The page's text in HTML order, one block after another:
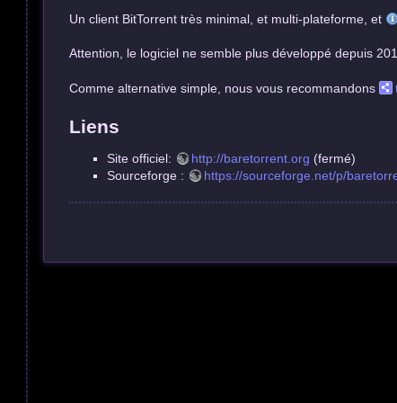
Un client BitTorrent très minimal, et multi-plateforme, et
Attention, le logiciel ne semble plus développé depuis
Comme alternative simple, nous vous recommandons
Liens
Site officiel: http://baretorrent.org (fermé)
Sourceforge :
https://sourceforge.net/p/